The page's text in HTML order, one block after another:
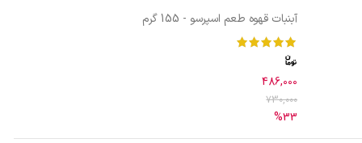
آبنبات قهوه طعم اسپرسو - 155 گرم
486,000
730,000
%33